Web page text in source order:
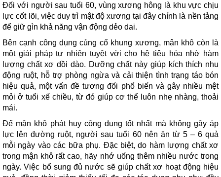
Đối với người sau tuổi 60, vùng xương hông là khu vực chịu
lực cốt lõi, việc duy trì mật độ xương tại đây chính là nền tảng
để giữ gìn khả năng vận động dẻo dai.
Bên cạnh công dụng củng cố khung xương, mận khô còn là
một giải pháp tự nhiên tuyệt vời cho hệ tiêu hóa nhờ hàm
lượng chất xơ dồi dào. Dưỡng chất này giúp kích thích nhu
động ruột, hỗ trợ phòng ngừa và cải thiện tình trạng táo bón
hiệu quả, một vấn đề tương đối phổ biến và gây nhiều mệt
mỏi ở tuổi xế chiều, từ đó giúp cơ thể luôn nhẹ nhàng, thoải
mái.
Để mận khô phát huy công dụng tốt nhất mà không gây áp
lực lên đường ruột, người sau tuổi 60 nên ăn từ 5 – 6 quả
mỗi ngày vào các bữa phụ. Đặc biệt, do hàm lượng chất xơ
trong mận khô rất cao, hãy nhớ uống thêm nhiều nước trong
ngày. Việc bổ sung đủ nước sẽ giúp chất xơ hoạt động hiệu